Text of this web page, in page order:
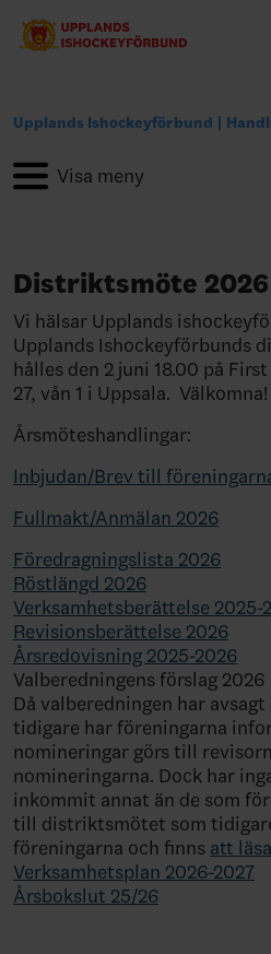
Upplands Ishockeyförbund
Distriktsmöte 2026
Vi hälsar Upplands
Upplands Ishockeyförbunds
hålles den 2 juni 18.00 på
27, vån 1 i Uppsala. Välkomna!
Årsmöteshandlingar:
Inbjudan/Brev till
Fullmakt/Anmälan 2026
Föredragningslista 2026
Röstlängd 2026
Verksamhetsberättelse 2025-
Revisionsberättelse 2026
Årsredovisning 2025-2026
Valberedningens förslag 2026
Då valberedningen har
tidigare har föreningarna
nomineringar görs till
nomineringarna. Dock har
inkommit annat än de som
till distriktsmötet som
föreningarna och finns att
Verksamhetsplan 2026-2027
Årsbokslut 25/26